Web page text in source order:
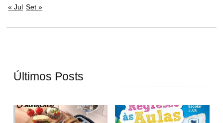
« Jul Set »
Últimos Posts